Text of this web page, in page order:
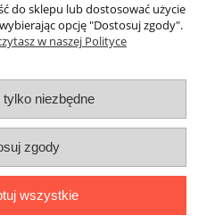
i dostawa
konto
Księgarnia Językowa 2025
102 lok. 45, 91-042 Łódź |
do sklepu lub dostosować użycie
opcję "Dostosuj zgody".
w naszej Polityce
niezbędne
zgody
wszystkie